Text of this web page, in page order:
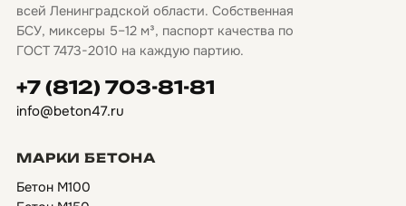
всей Ленинградской области. Собственная
БСУ, миксеры 5–12 м³, паспорт качества по
ГОСТ 7473-2010 на каждую партию.
+7 (812) 703-81-81
info@beton47.ru
МАРКИ БЕТОНА
Бетон М100